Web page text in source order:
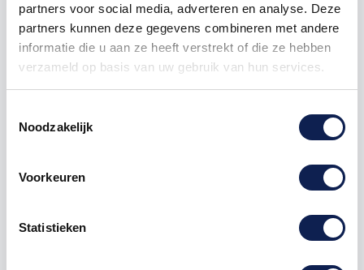
partners voor social media, adverteren en analyse. Deze
partners kunnen deze gegevens combineren met andere
informatie die u aan ze heeft verstrekt of die ze hebben
verzameld op basis van uw gebruik van hun services.
Noodzakelijk
Voorkeuren
Statistieken
Houten Letter